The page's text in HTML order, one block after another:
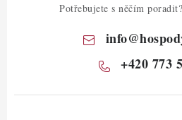
Potřebujete s něčím
info@
+420 773